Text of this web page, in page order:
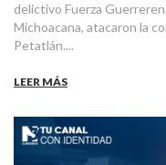
delictivo Fuerza
Michoacana, atacaron la
Petatlán....
LEER MÁS